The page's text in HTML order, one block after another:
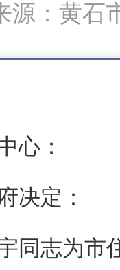
源：黄
心：
决定：
同志为市